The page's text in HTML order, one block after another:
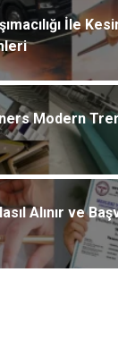
İle
Modern
Alınır ve